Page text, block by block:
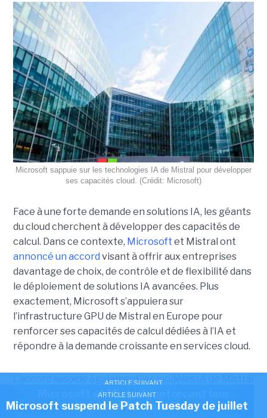
ARTICLE SUIVANT
Microsoft et Mistral renforcent leur
partenariat dans l'IA
Microsoft sappuie sur les technologies IA de Mistral pour développer
ses capacités cloud. (Crédit: Microsoft)
Face à une forte demande en solutions IA, les géants
du cloud cherchent à développer des capacités de
calcul. Dans ce contexte, Microsoft et Mistral ont
annoncé un accord visant à offrir aux entreprises
davantage de choix, de contrôle et de flexibilité dans
le déploiement de solutions IA avancées. Plus
exactement, Microsoft s’appuiera sur
l’infrastructure GPU de Mistral en Europe pour
renforcer ses capacités de calcul dédiées à l’IA et
répondre à la demande croissante en services cloud.
L’accord associe également les modèles IA de Mistral
aux briques cloud, de sécurité et de conformité de
Microsoft. Les entreprises pourront ainsi déployer
ARTICLE SUIVANT
Microsoft suspend le Patch Tuesday de juillet